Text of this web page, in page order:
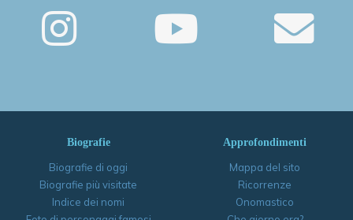
Biografie
Biografie di oggi
Biografie più visitate
Indice dei nomi
Approfondimenti
Mappa del sito
Ricorrenze
Onomastico